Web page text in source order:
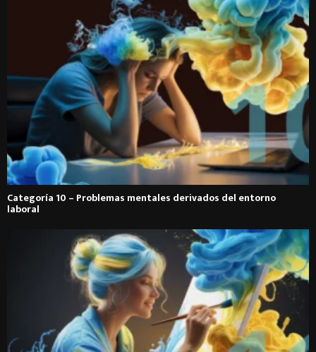
Categoría 10 – Problemas mentales derivados del entorno
laboral